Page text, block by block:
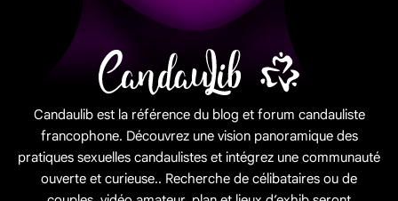
Candaulib est la référence du blog et forum candauliste
francophone. Découvrez une vision panoramique des
pratiques sexuelles candaulistes et intégrez une communauté
ouverte et curieuse.. Recherche de célibataires ou de